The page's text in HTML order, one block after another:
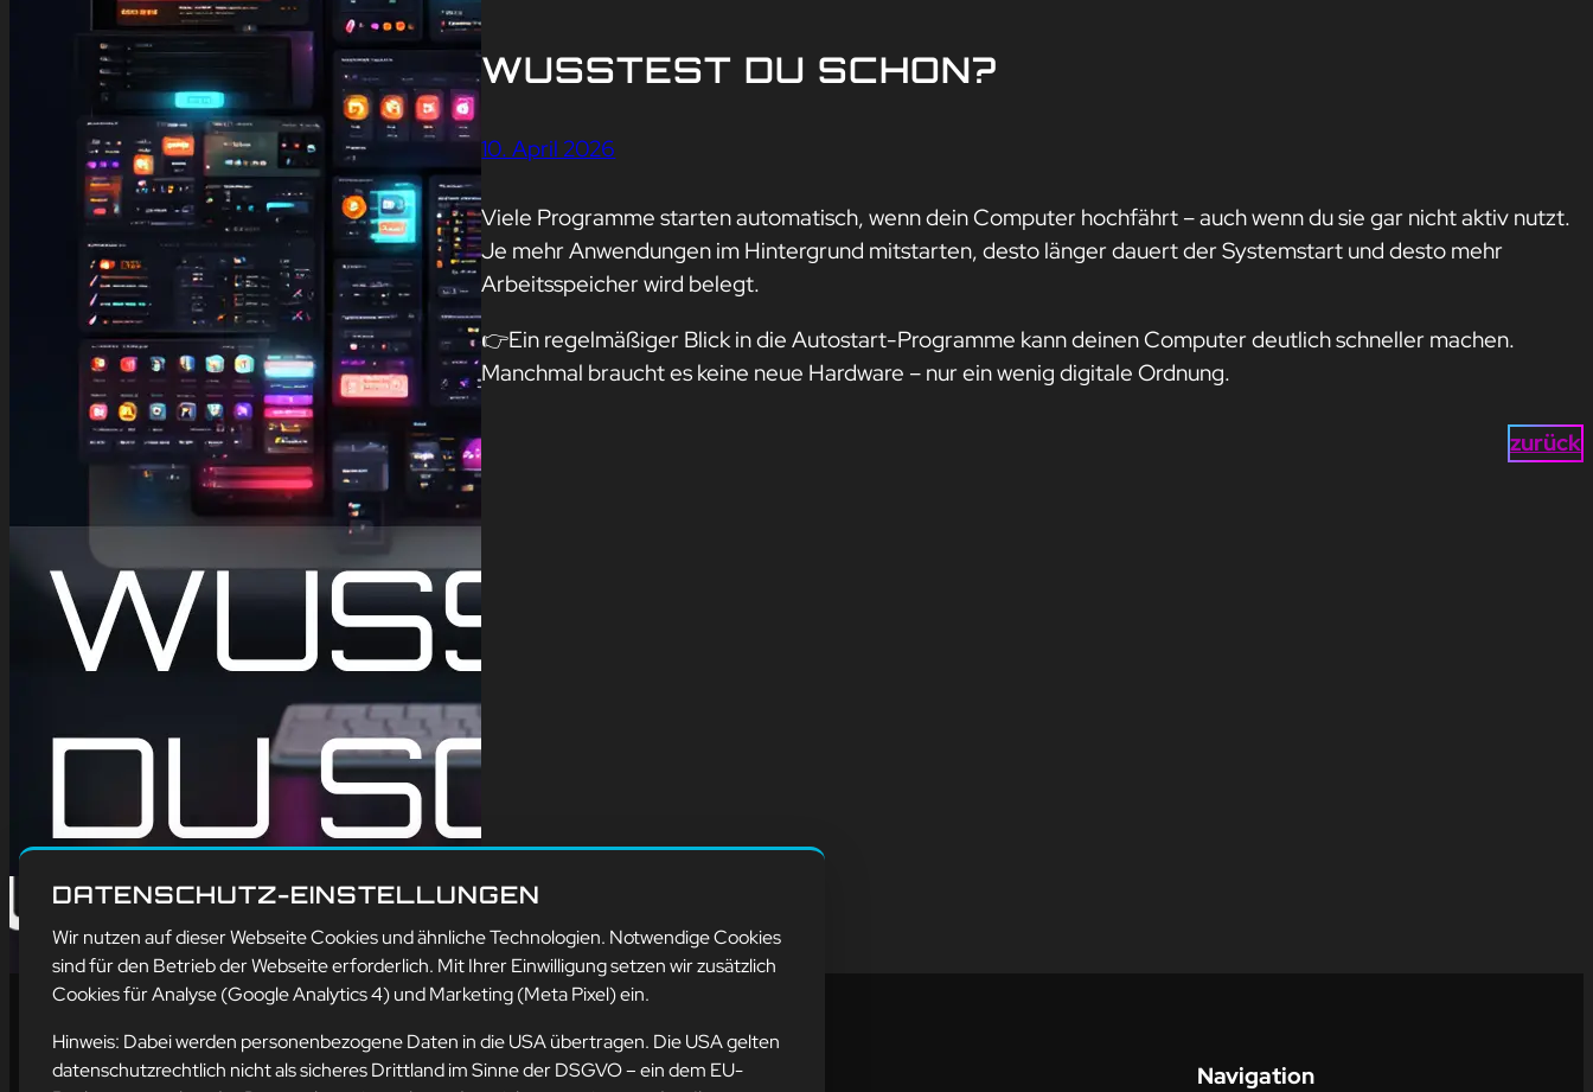
WUSSTEST DU SCHON?
10. April 2026
Viele Programme starten automatisch, wenn dein Computer hochfährt – auch wenn du sie gar nicht aktiv nutzt.
Je mehr Anwendungen im Hintergrund mitstarten, desto länger dauert der Systemstart und desto mehr
Arbeitsspeicher wird belegt.
👉Ein regelmäßiger Blick in die Autostart-Programme kann deinen Computer deutlich schneller machen.
Manchmal braucht es keine neue Hardware – nur ein wenig digitale Ordnung.
zurück
Adresse Navigation
DATENSCHUTZ-EINSTELLUNGEN
Wir nutzen auf dieser Webseite Cookies und ähnliche Technologien. Notwendige Cookies
sind für den Betrieb der Webseite erforderlich. Mit Ihrer Einwilligung setzen wir zusätzlich
Cookies für Analyse (Google Analytics 4) und Marketing (Meta Pixel) ein.
Hinweis: Dabei werden personenbezogene Daten in die USA übertragen. Die USA gelten
datenschutzrechtlich nicht als sicheres Drittland im Sinne der DSGVO – ein dem EU-